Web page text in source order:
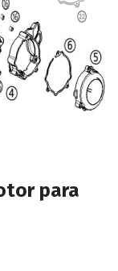
para